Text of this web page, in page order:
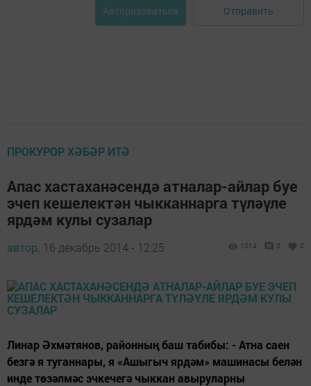
Авторизоваться Отправить
ПРОКУРОР ХӘБӘР ИТӘ
Апас хастаханәсендә атналар-айлар буе
эчеп кешелектән чыкканнарга түләүле
ярдәм кулы сузалар
автор, 16 декабрь 2014 - 12:25 1014 0 0
Линар Әхмәтянов, районның баш табибы: - Атна саен
безгә я туганнары, я «Ашыгыч ярдәм» машинасы белән
инде төзәлмәс эчкечегә чыккан авыруларны